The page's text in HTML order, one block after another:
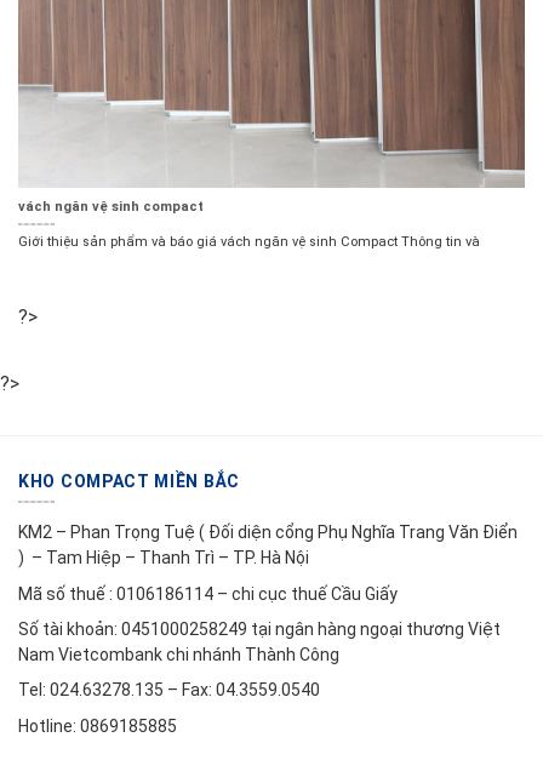
vách ngăn vệ sinh compact
Giới thiệu sản phẩm và báo giá vách ngăn vệ sinh Compact Thông tin và
?>
?>
KHO COMPACT MIỀN BẮC
KM2 – Phan Trọng Tuệ ( Đối diện cổng Phụ Nghĩa Trang Văn Điển
) – Tam Hiệp – Thanh Trì – TP. Hà Nội
Mã số thuế : 0106186114 – chi cục thuế Cầu Giấy
Số tài khoản: 0451000258249 tại ngân hàng ngoại thương Việt
Nam Vietcombank chi nhánh Thành Công
Tel: 024.63278.135 – Fax: 04.3559.0540
Hotline: 0869185885